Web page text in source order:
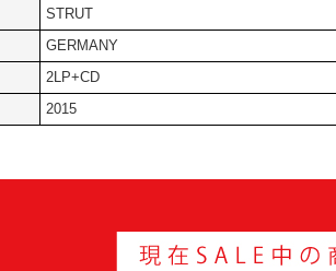
STRUT
GERMANY
2LP+CD
2015